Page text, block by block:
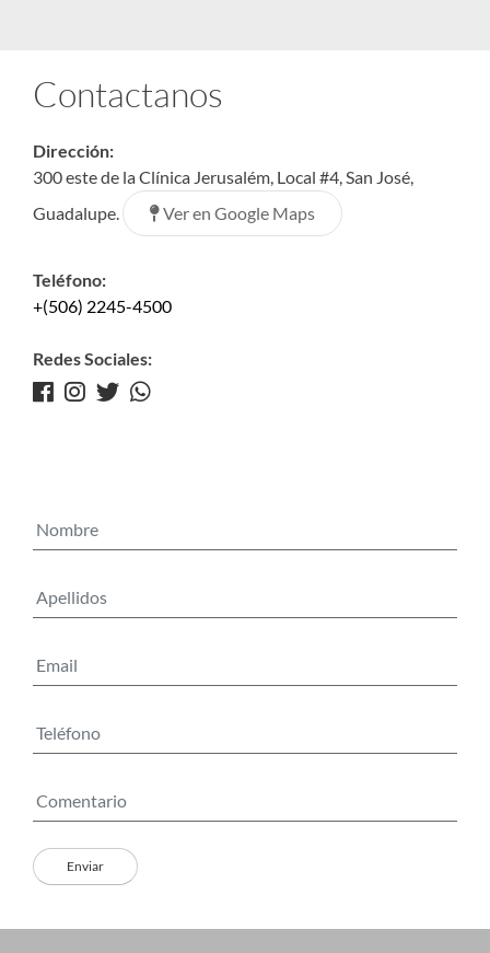
Contactanos
Dirección:
300 este de la Clínica Jerusalém, Local #4, San José,
Guadalupe.
Ver en Google Maps
Teléfono:
+(506) 2245-4500
Redes Sociales: